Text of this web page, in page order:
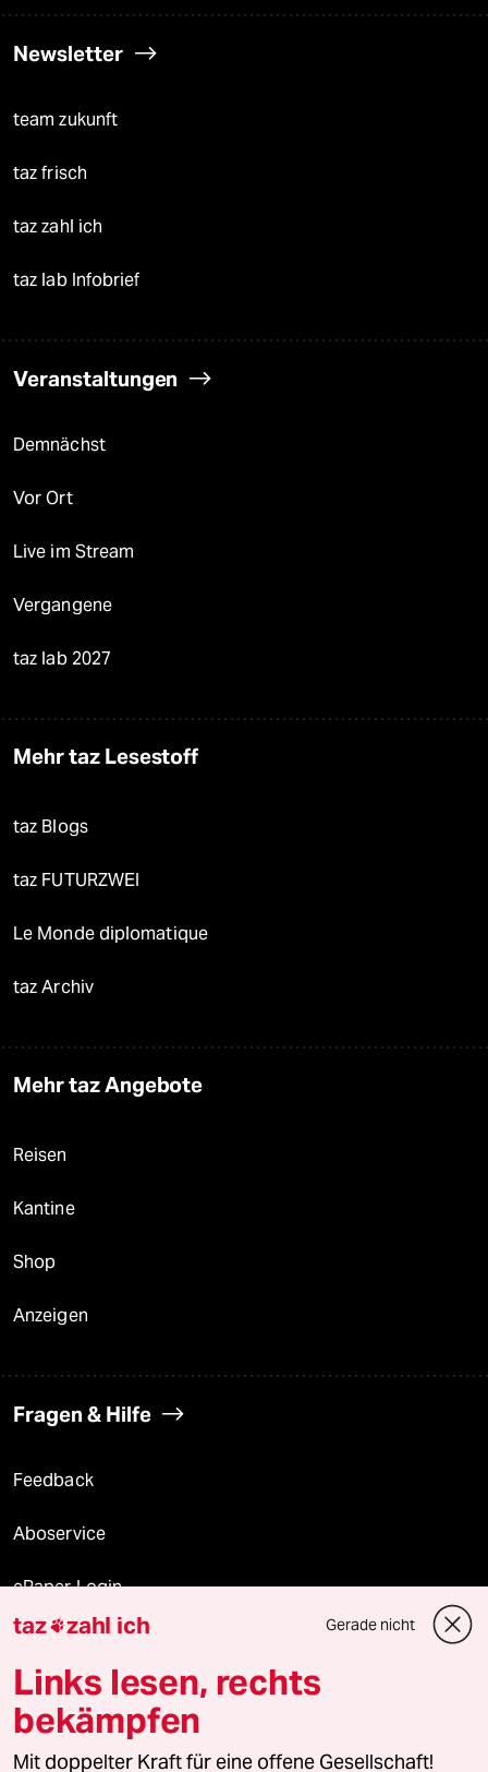
Newsletter
team zukunft
taz frisch
taz zahl ich
taz lab Infobrief
Veranstaltungen
Demnächst
Vor Ort
Live im Stream
Vergangene
taz lab 2027
Mehr taz Lesestoff
taz Blogs
taz FUTURZWEI
Le Monde diplomatique
taz Archiv
Mehr taz Angebote
Reisen
Kantine
Shop
Anzeigen
Fragen & Hilfe
Feedback
Aboservice
ePaper Login
Downloads für Abonnierende
© 2026 taz Verlags und Vertriebs GmbH
Alle Rechte vorbehalten. Bei rechtlichen Fragen oder für Genehmigungen
taz zahl ich Gerade nicht
Links lesen, rechts
bekämpfen
Mit doppelter Kraft für eine offene Gesellschaft!